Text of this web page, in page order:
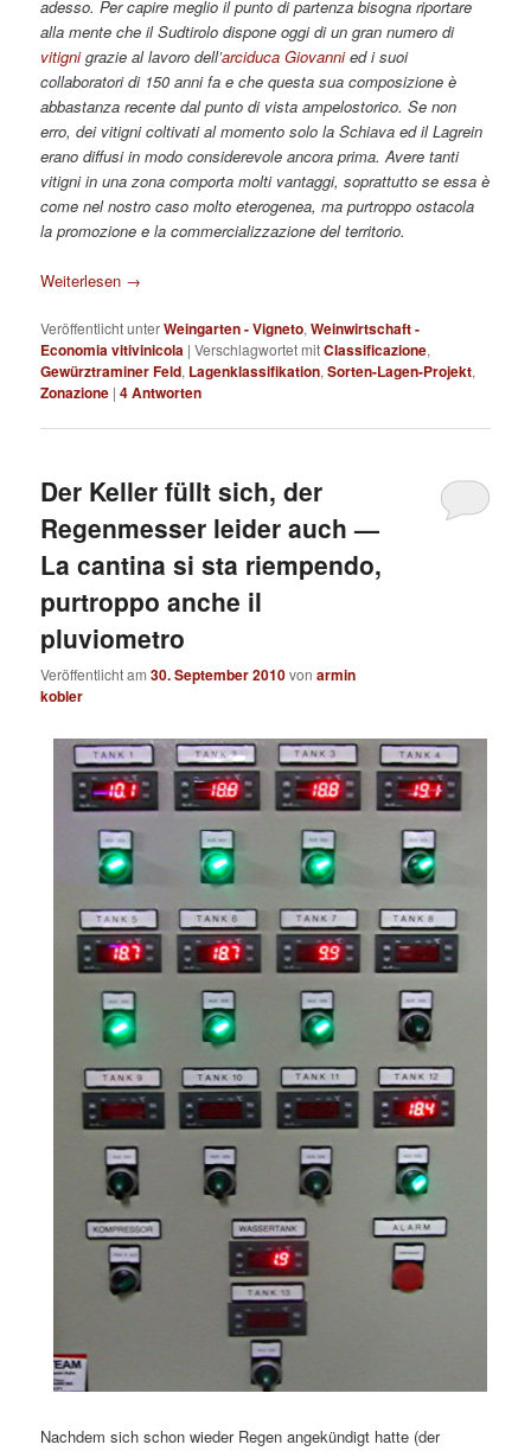
adesso. Per capire meglio il punto di partenza bisogna riportare
alla mente che il Sudtirolo dispone oggi di un gran numero di
vitignigrazie al lavoro dell’arciduca Giovannied i suoi
collaboratori di 150 anni fa e che questa sua composizione è
abbastanza recente dal punto di vista ampelostorico. Se non
erro, dei vitigni coltivati al momento solo la Schiava ed il Lagrein
erano diffusi in modo considerevole ancora prima. Avere tanti
vitigni in una zona comporta molti vantaggi, soprattutto se essa è
come nel nostro caso molto eterogenea, ma purtroppo ostacola
la promozione e la commercializzazione del territorio.
Weiterlesen →
Veröffentlicht unterWeingarten - Vigneto,Weinwirtschaft -
Economia vitivinicola |Verschlagwortet mitClassificazione,
Gewürztraminer Feld, Lagenklassifikation,Sorten-Lagen-Projekt,
Zonazione |4Antworten
Der Keller füllt sich, der
Regenmesser leider auch —
La cantina si sta riempendo,
purtroppo anche il
pluviometro
Veröffentlicht am30. September 2010vonarmin
kobler
Nachdem sich schon wieder Regen angekündigt hatte (der